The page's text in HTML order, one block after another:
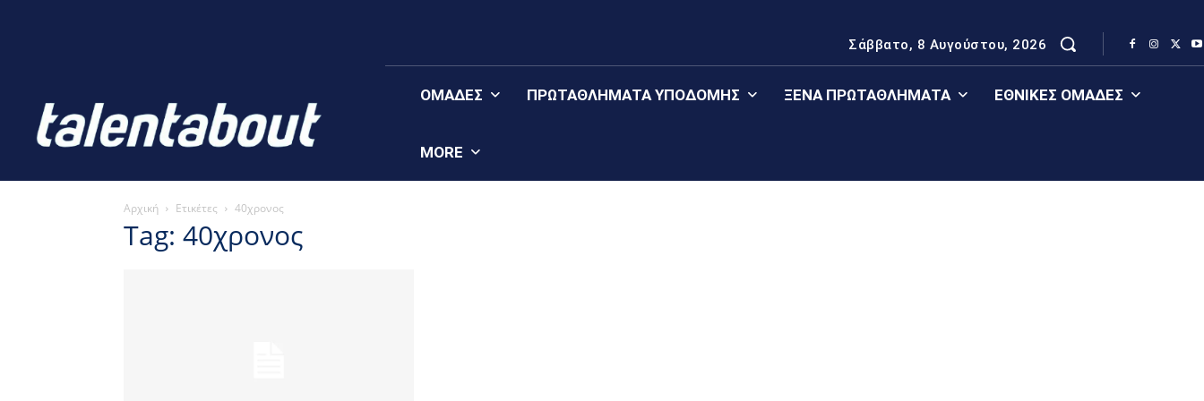
Σάββατο, 8 Αυγούστου, 2026
ΟΜΆΔΕΣ ΠΡΩΤΑΘΛΉΜΑΤΑ YΠΟΔΟΜΉΣ ΞΈΝΑ ΠΡΩΤΑΘΛΉΜΑΤΑ ΕΘΝΙΚΈΣ ΟΜΆΔΕΣ
MORE
Αρχική Ετικέτες 40χρονος
Tag: 40χρονος